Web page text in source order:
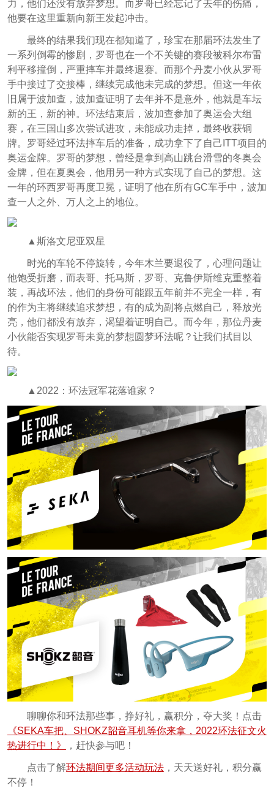
力，他们还没有放弃梦想。而罗哥已经忘记了去年的伤痛，
他要在这里重新向新王发起冲击。
最终的结果我们现在都知道了，珍宝在那届环法发生了
一系列倒霉的惨剧，罗哥也在一个不关键的赛段被科尔布雷
利平移撞倒，严重摔车并最终退赛。而那个丹麦小伙从罗哥
手中接过了交接棒，继续完成他未完成的梦想。但这一年依
旧属于波加查，波加查证明了去年并不是意外，他就是车坛
新的王，新的神。环法结束后，波加查参加了奥运会大组
赛，在三国山多次尝试进攻，未能成功走掉，最终收获铜
牌。罗哥经过环法摔车后的准备，成功拿下了自己ITT项目的
奥运金牌。罗哥的梦想，曾经是拿到高山跳台滑雪的冬奥会
金牌，但在夏奥会，他用另一种方式实现了自己的梦想。这
一年的环西罗哥再度卫冕，证明了他在所有GC车手中，波加
查一人之外、万人之上的地位。
▲斯洛文尼亚双星
时光的车轮不停旋转，今年木兰要退役了，心理问题让
他饱受折磨，而表哥、托马斯，罗哥、克鲁伊斯维克重整着
装，再战环法，他们的身份可能跟五年前并不完全一样，有
的作为主将继续追求梦想，有的成为副将点燃自己，释放光
亮，他们都没有放弃，渴望着证明自己。而今年，那位丹麦
小伙能否实现罗哥未竟的梦想圆梦环法呢？让我们拭目以
待。
▲2022：环法冠军花落谁家？
聊聊你和环法那些事，挣好礼，赢积分，夺大奖！点击
《SEKA车把、SHOKZ韶音耳机等你来拿，2022环法征文火
热进行中！》
，赶快参与吧！
点击了解环法期间更多活动玩法，天天送好礼，积分赢
不停！